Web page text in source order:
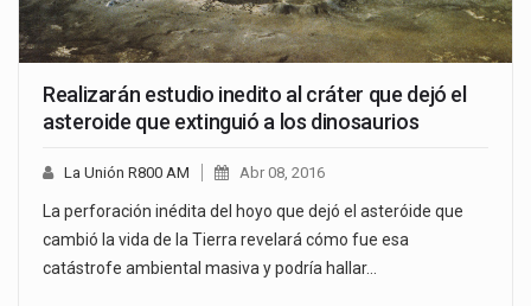
Realizarán estudio inedito al cráter que dejó el
asteroide que extinguió a los dinosaurios
La Unión R800 AM Abr 08, 2016
La perforación inédita del hoyo que dejó el asteróide que
cambió la vida de la Tierra revelará cómo fue esa
catástrofe ambiental masiva y podría hallar…